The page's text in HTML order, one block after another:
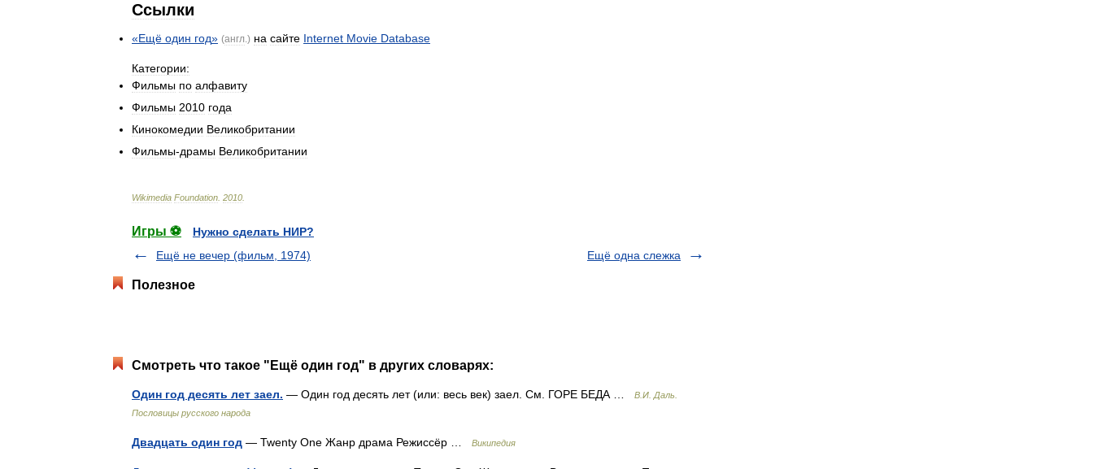
Ссылки
«Ещё один год» (англ.) на сайте Internet Movie Database
Категории:
Фильмы по алфавиту
Фильмы 2010 года
Кинокомедии Великобритании
Фильмы-драмы Великобритании
Wikimedia Foundation 2010
Игры ⚽
Нужно сделать НИР?
Ещё не вечер (фильм, 1974)
Ещё одна слежка
Полезное
Смотреть что такое "Ещё один год" в других словарях:
Один год десять лет заел. — Один год десять лет (или: весь век) заел. См. ГОРЕ БЕДА …
В.И. Даль.
Пословицы русского народа
Двадцать один год — Twenty One Жанр драма Режиссёр … Википедия